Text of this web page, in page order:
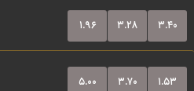
۱.۹۶ ۳.۲۸ ۳.۴۰
۵.۰۰ ۳.۷۰ ۱.۵۳